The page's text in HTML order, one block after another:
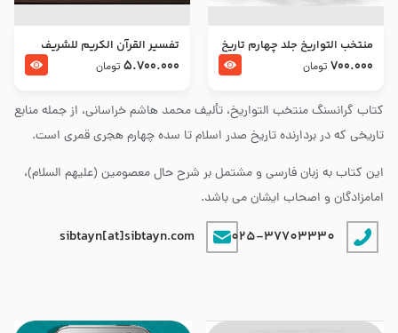
کتاب گرانسنگ منتخب التواريخ، تألیف محمد هاشم خراسانی، از جمله منابع
تاریخی که در بردارنده تاریخ صدر اسلام تا سده چهارم هجری قمری است.
این کتاب به زبان فارسی و مشتمل بر شرح حال معصومین (علیهم السلام)،
امامزادگان و اصحاب ایشان می باشد.
025-37703330
sibtayn[at]sibtayn.com
منتخب التواریخ جلد چهارم تاریخ
امام زین العابدین و امام محمد
700.000 تومان
تفسير القرآن الكريم للشريف
المرتضي قدس سرّه
5.700.000 تومان